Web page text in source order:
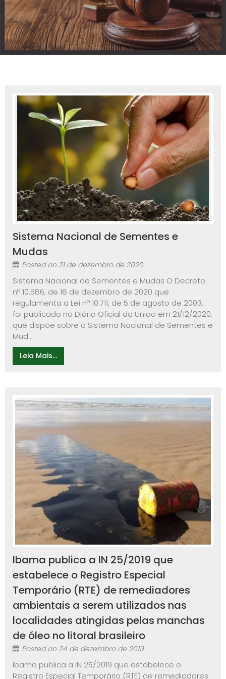
Sistema Nacional de Sementes e
Mudas
Posted on 21 de dezembro de 2020
Sistema Nacional de Sementes e Mudas O Decreto
nº 10.586, de 18 de dezembro de 2020 que
regulamenta a Lei nº 10.711, de 5 de agosto de 2003,
foi publicado no Diário Oficial da União em 21/12/2020,
que dispõe sobre o Sistema Nacional de Sementes e
Mud...
Leia Mais...
Ibama publica a IN 25/2019 que
estabelece o Registro Especial
Temporário (RTE) de remediadores
ambientais a serem utilizados nas
localidades atingidas pelas manchas
de óleo no litoral brasileiro
Posted on 24 de dezembro de 2019
Ibama publica a IN 25/2019 que estabelece o
Registro Especial Temporário (RTE) de remediadores